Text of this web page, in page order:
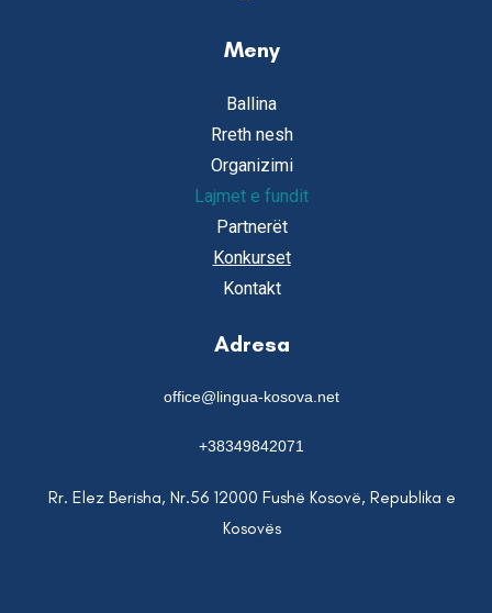
Meny
Ballina
Rreth nesh
Organizimi
Lajmet e fundit
Partnerët
Konkurset
Kontakt
Adresa
office@lingua-kosova.net
+38349842071
Rr. Elez Berisha, Nr.56 12000 Fushë Kosovë, Republika e
Kosovës